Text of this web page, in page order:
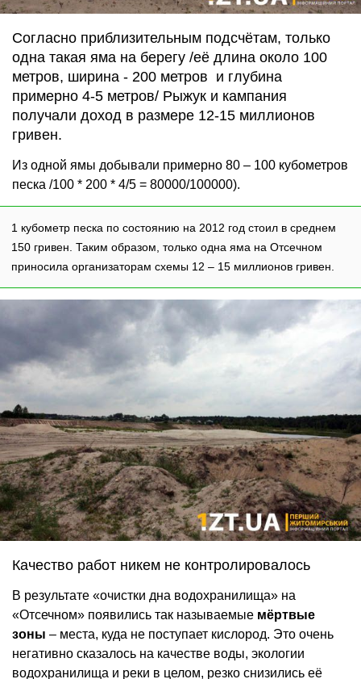
Согласно приблизительным подсчётам, только
одна такая яма на берегу /её длина около 100
метров, ширина - 200 метров и глубина
примерно 4-5 метров/ Рыжук и кампания
получали доход в размере 12-15 миллионов
гривен.
Из одной ямы добывали примерно 80 – 100 кубометров
песка /100 * 200 * 4/5 = 80000/100000).
1 кубометр песка по состоянию на 2012 год стоил в среднем
150 гривен. Таким образом, только одна яма на Отсечном
приносила организаторам схемы 12 – 15 миллионов гривен.
Качество работ никем не контролировалось
В результате «очистки дна водохранилища» на
«Отсечном» появились так называемые мёртвые
зоны – места, куда не поступает кислород. Это очень
негативно сказалось на качестве воды, экологии
водохранилища и реки в целом, резко снизились её